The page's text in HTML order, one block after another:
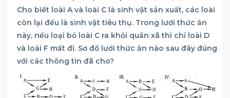
Cho biết loài A và loài C là sinh vật sản xuất, các loài
còn lại đều là sinh vật tiêu thụ. Trong lưới thức ăn
này, nếu loại bỏ loài C ra khỏi quần xã thì chỉ loài D
và loài F mất đi. Sơ đồ lưới thức ăn nào sau đây đúng
với các thông tin đã cho?